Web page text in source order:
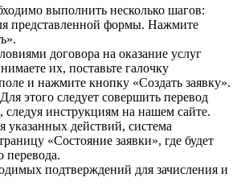
выполнить несколько шагов:
представленной формы. Нажмите
договора на оказание услуг
их, поставьте галочку
и нажмите кнопку «Создать заявку».
этого следует совершить перевод
инструкциям на нашем сайте.
указанных действий, система
«Состояние заявки», где будет
перевода.
подтверждений для зачисления и